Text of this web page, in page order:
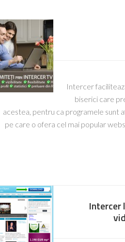
Intercer
biserici care
acestea, pentru ca programele sunt
pe care o ofera cel mai popular
Intercer